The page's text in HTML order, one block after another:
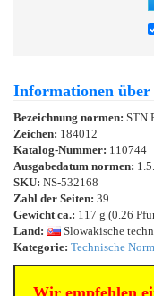
Informationen
Bezeichnung normen: STN
Zeichen: 184012
Katalog-Nummer: 110744
Ausgabedatum normen:
SKU: NS-532168
Zahl der Seiten: 39
Gewicht ca.: 117 g (0.26
Land:
Slowakische
Kategorie: Technische
Wir empfehlen